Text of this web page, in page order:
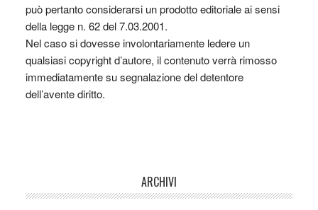
può pertanto considerarsi un prodotto editoriale ai sensi
della legge n. 62 del 7.03.2001.
Nel caso si dovesse involontariamente ledere un
qualsiasi copyright d’autore, il contenuto verrà rimosso
immediatamente su segnalazione del detentore
dell’avente diritto.
ARCHIVI